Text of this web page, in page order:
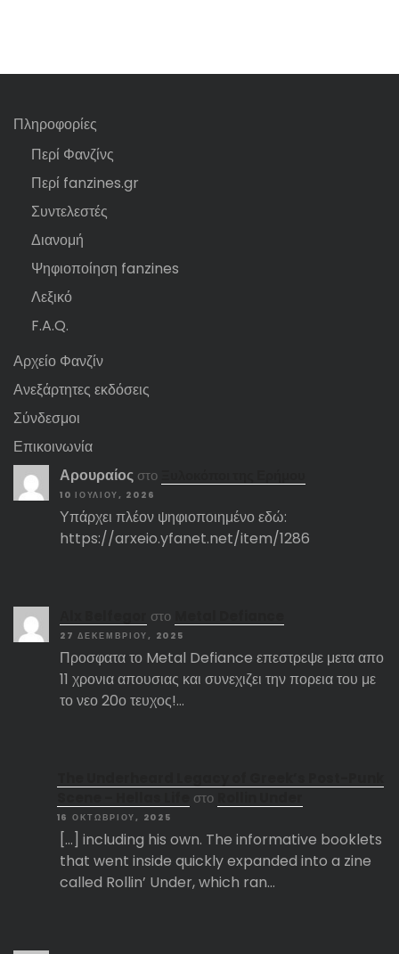
Πληροφορίες
Περί Φανζίνς
Περί fanzines.gr
Συντελεστές
Διανομή
Ψηφιοποίηση fanzines
Λεξικό
F.A.Q.
Αρχείο Φανζίν
Ανεξάρτητες εκδόσεις
Σύνδεσμοι
Επικοινωνία
Αρουραίος στο
10 ΙΟΥΛΊΟΥ, 2026
Υπάρχει πλέον ψηφιοποιημένο εδώ:
https://arxeio.yfanet.net/item/1286
στο
27 ΔΕΚΕΜΒΡΊΟΥ, 2025
Προσφατα το Metal Defiance επεστρεψε μετα απο
11 χρονια απουσιας και συνεχιζει την πορεια του με
το νεο 20ο τευχος!…
στο
16 ΟΚΤΩΒΡΊΟΥ, 2025
[…] including his own. The informative booklets
that went inside quickly expanded into a zine
called Rollin’ Under, which ran…